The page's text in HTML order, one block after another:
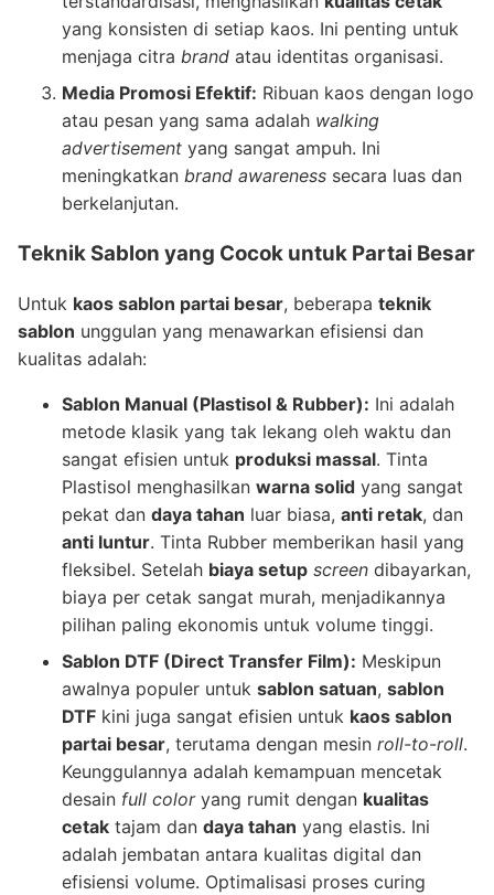
yang konsisten di setiap kaos. Ini penting untuk
menjaga citra brand atau identitas organisasi.
Media Promosi Efektif: Ribuan kaos dengan logo
atau pesan yang sama adalah walking
advertisement yang sangat ampuh. Ini
meningkatkan brand awareness secara luas dan
berkelanjutan.
Teknik Sablon yang Cocok untuk Partai Besar
Untuk kaos sablon partai besar, beberapa teknik
sablon unggulan yang menawarkan efisiensi dan
kualitas adalah:
Sablon Manual (Plastisol & Rubber): Ini adalah
metode klasik yang tak lekang oleh waktu dan
sangat efisien untuk produksi massal. Tinta
Plastisol menghasilkan warna solid yang sangat
pekat dan daya tahan luar biasa, anti retak, dan
anti luntur. Tinta Rubber memberikan hasil yang
fleksibel. Setelah biaya setup screen dibayarkan,
biaya per cetak sangat murah, menjadikannya
pilihan paling ekonomis untuk volume tinggi.
Sablon DTF (Direct Transfer Film): Meskipun
awalnya populer untuk sablon satuan, sablon
DTF kini juga sangat efisien untuk kaos sablon
partai besar, terutama dengan mesin roll-to-roll.
Keunggulannya adalah kemampuan mencetak
desain full coloryang rumit dengan kualitas
cetak tajam dan daya tahan yang elastis. Ini
adalah jembatan antara kualitas digital dan
efisiensi volume. Optimalisasi proses curing